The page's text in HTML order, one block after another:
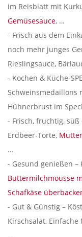
im Reisblatt mit
Gemüsesauce, …
- Frisch aus dem
noch mehr junges
Rieslingsauce,
- Kochen & Küche-
Schweinsmedaillons
Hühnerbrust im
- Frisch, fruchtig,
Erdbeer-Torte,
…
- Gesund genießen
Buttermilchmousse
Schafkäse
- Gut & Günstig –
Kirschsalat,